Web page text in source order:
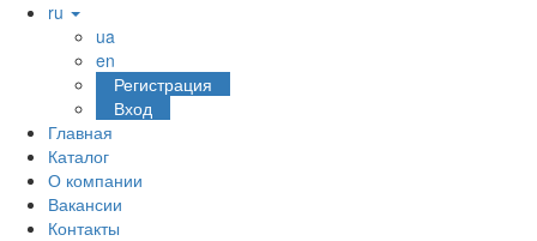
ru
ua
en
Регистрация
Вход
Главная
Каталог
О компании
Вакансии
Контакты